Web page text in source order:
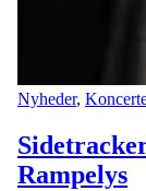
Nyheder,
Rampelys